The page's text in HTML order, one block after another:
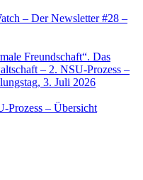
– Der Newsletter #28 –
Freundschaft“. Das
– 2. NSU-Prozess –
3. Juli 2026
Prozess – Übersicht